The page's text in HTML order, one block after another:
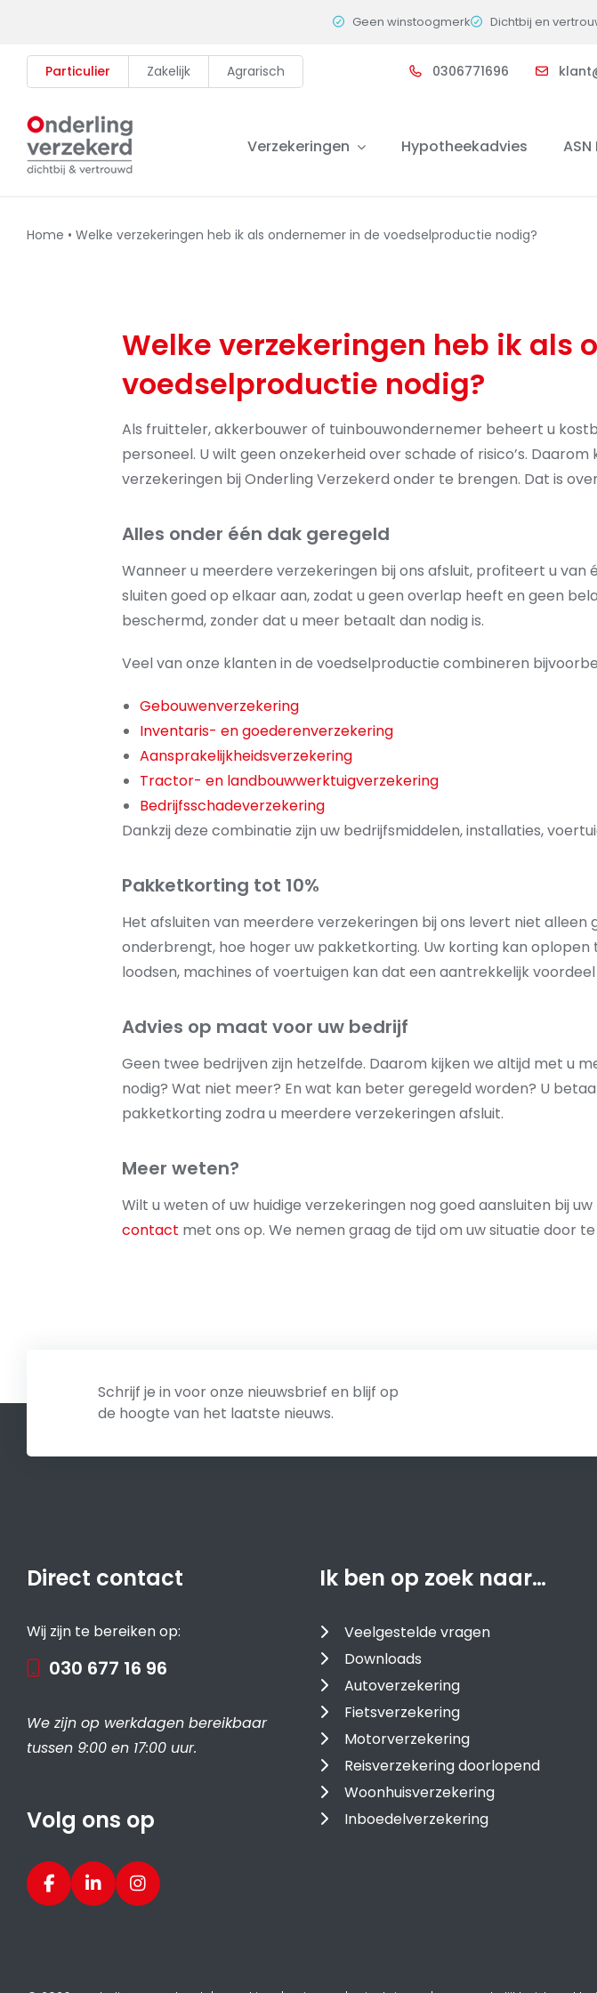
content
Geen winstoogmerk Dichtbij en
Particulier Zakelijk Agrarisch 0306771696
Verzekeringen Hypotheekadvies
Home • Welke verzekeringen heb ik als ondernemer in de voedselproductie nodig?
Welke verzekeringen heb ik als
voedselproductie nodig?
Als fruitteler, akkerbouwer of tuinbouwondernemer beheert u
personeel. U wilt geen onzekerheid over schade of risico’s.
verzekeringen bij Onderling Verzekerd onder te brengen. Dat is
Alles onder één dak geregeld
Wanneer u meerdere verzekeringen bij ons afsluit, profiteert u
sluiten goed op elkaar aan, zodat u geen overlap heeft en geen
beschermd, zonder dat u meer betaalt dan nodig is.
Veel van onze klanten in de voedselproductie combineren
Gebouwenverzekering
Inventaris- en goederenverzekering
Aansprakelijkheidsverzekering
Tractor- en landbouwwerktuigverzekering
Bedrijfsschadeverzekering
Dankzij deze combinatie zijn uw bedrijfsmiddelen, installaties,
Pakketkorting tot 10%
Het afsluiten van meerdere verzekeringen bij ons levert niet
onderbrengt, hoe hoger uw pakketkorting. Uw korting kan
loodsen, machines of voertuigen kan dat een aantrekkelijk
Advies op maat voor uw bedrijf
Geen twee bedrijven zijn hetzelfde. Daarom kijken we altijd met u
nodig? Wat niet meer? En wat kan beter geregeld worden? U
pakketkorting zodra u meerdere verzekeringen afsluit.
Meer weten?
Wilt u weten of uw huidige verzekeringen nog goed aansluiten bij
contact met ons op. We nemen graag de tijd om uw situatie door
Schrijf je in voor onze nieuwsbrief en blijf op
de hoogte van het laatste nieuws.
Direct contact
Wij zijn te bereiken op:
030 677 16 96
We zijn op werkdagen bereikbaar
tussen 9:00 en 17:00 uur.
Volg ons op
Ik ben op zoek naar…
Veelgestelde vragen
Downloads
Autoverzekering
Fietsverzekering
Motorverzekering
Reisverzekering doorlopend
Woonhuisverzekering
Inboedelverzekering